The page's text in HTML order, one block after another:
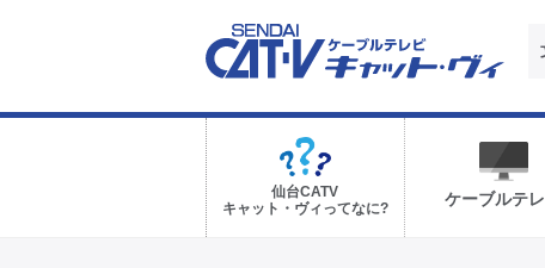
仙台CATV
キャット・ヴィってなに?
ケーブルテ